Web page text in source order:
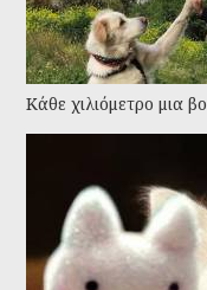
Kάθε χιλιόμετρο μια